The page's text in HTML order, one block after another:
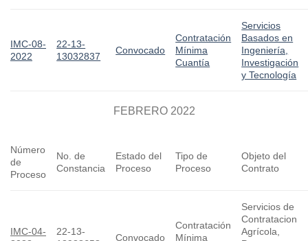
IMC-08-
2022
22-13-
13032837
Convocado
Contratación
Mínima
Cuantía
Servicios
Basados en
Ingeniería,
Investigación
y Tecnología
FEBRERO 2022
Número
de
Proceso
No. de
Constancia
Estado del
Proceso
Tipo de
Proceso
Objeto del
Contrato
IMC-04-
22-13-
Convocado
Contratación
Mínima
Servicios de
Contratacion
Agrícola,